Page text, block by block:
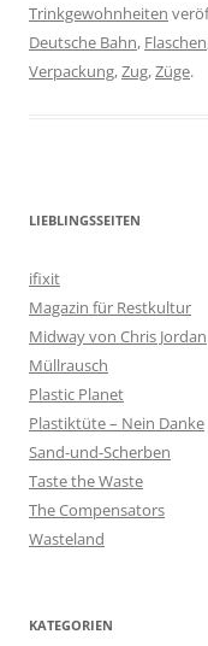
Trinkgewohnheiten
Deutsche Bahn, Flaschen
Verpackung,Zug,Züge.
LIEBLINGSSEITEN
ifixit
Magazin für Restkultur
Midway von Chris Jordan
Müllrausch
Plastic Planet
Plastiktüte – Nein Danke
Sand-und-Scherben
Taste the Waste
The Compensators
Wasteland
KATEGORIEN